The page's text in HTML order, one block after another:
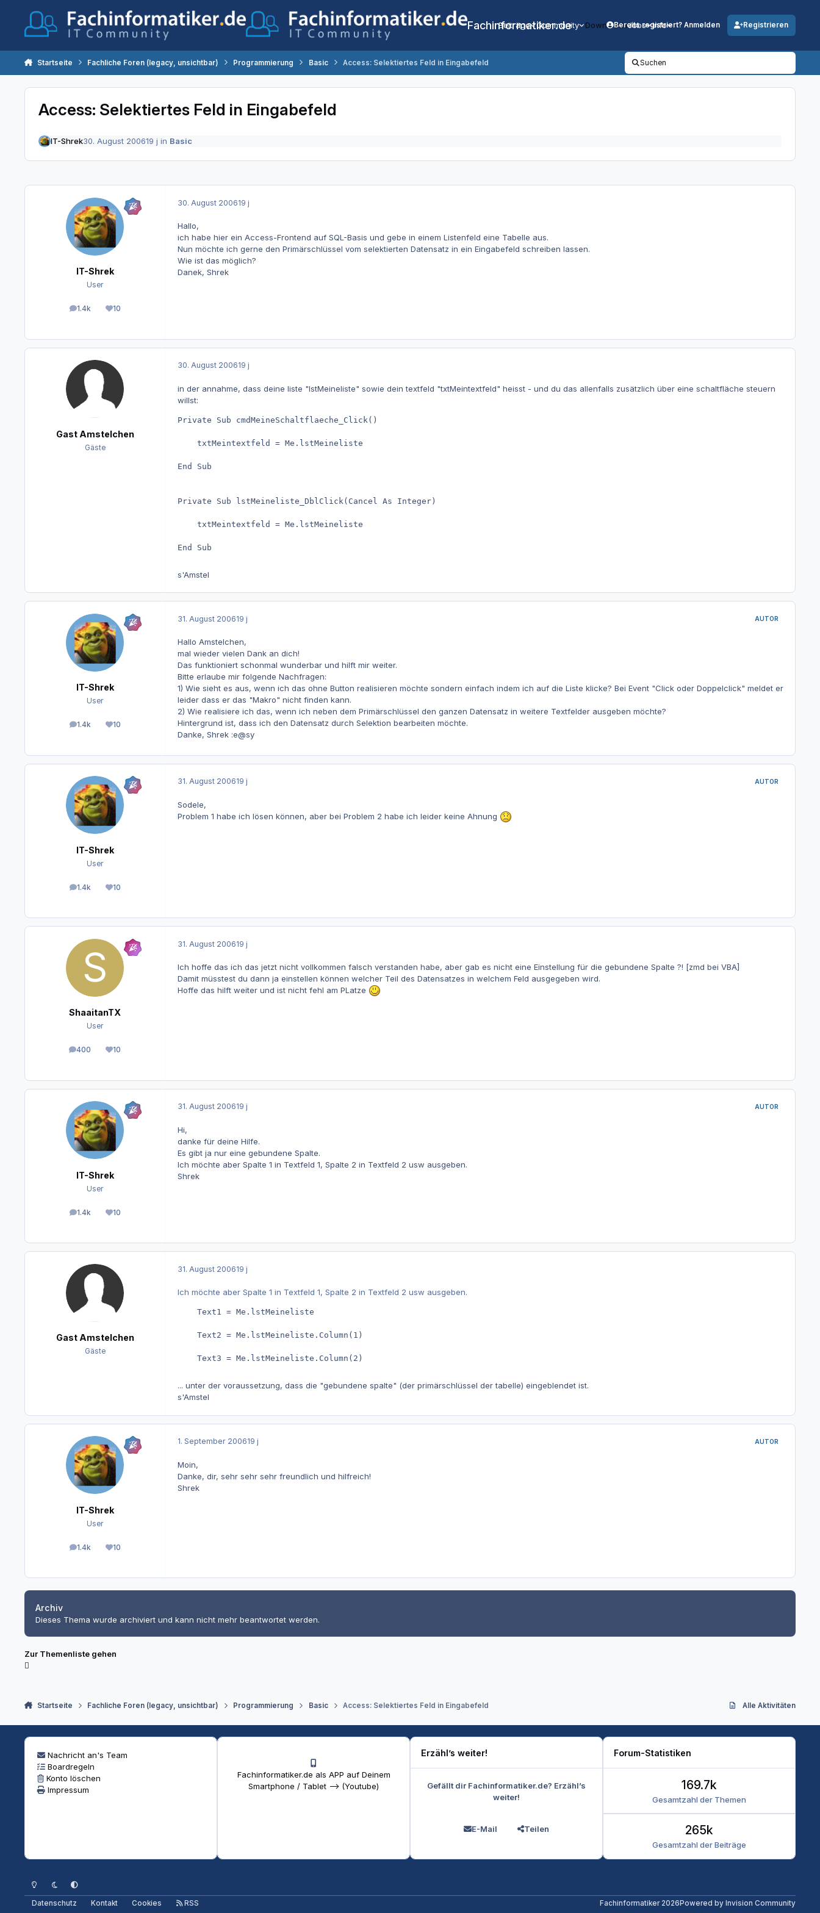
Fachinformatiker.de
Beiträge Community DownloadsJobs Info
Bereits registriert? Anmelden Registrieren
Startseite Fachliche Foren (legacy, unsichtbar) Programmierung Basic Access: Selektiertes Feld in Eingabefeld Suchen
Access: Selektiertes Feld in Eingabefeld
IT-Shrek30. August 200619 j in Basic
IT-Shrek
User
1.4k
Beiträge 10
Reputation
30. August 200619 j
Hallo,
ich habe hier ein Access-Frontend auf SQL-Basis und gebe in einem Listenfeld eine Tabelle aus.
Nun möchte ich gerne den Primärschlüssel vom selektierten Datensatz in ein Eingabefeld schreiben lassen.
Wie ist das möglich?
Danek, Shrek
Gast Amstelchen
Gäste
30. August 200619 j
in der annahme, dass deine liste "lstMeineliste" sowie dein textfeld "txtMeintextfeld" heisst - und du das allenfalls zusätzlich über eine schaltfläche steuern
willst:
Private Sub cmdMeineSchaltflaeche_Click()
    txtMeintextfeld = Me.lstMeineliste
End Sub
Private Sub lstMeineliste_DblClick(Cancel As Integer)
    txtMeintextfeld = Me.lstMeineliste
End Sub
s'Amstel
IT-Shrek
User
1.4k
Beiträge 10
Reputation
31. August 200619 j AUTOR
Hallo Amstelchen,
mal wieder vielen Dank an dich!
Das funktioniert schonmal wunderbar und hilft mir weiter.
Bitte erlaube mir folgende Nachfragen:
1) Wie sieht es aus, wenn ich das ohne Button realisieren möchte sondern einfach indem ich auf die Liste klicke? Bei Event "Click oder Doppelclick" meldet er
leider dass er das "Makro" nicht finden kann.
2) Wie realisiere ich das, wenn ich neben dem Primärschlüssel den ganzen Datensatz in weitere Textfelder ausgeben möchte?
Hintergrund ist, dass ich den Datensatz durch Selektion bearbeiten möchte.
Danke, Shrek :e@sy
IT-Shrek
User
1.4k
Beiträge 10
Reputation
31. August 200619 j AUTOR
Sodele,
Problem 1 habe ich lösen können, aber bei Problem 2 habe ich leider keine Ahnung
ShaaitanTX
User
400
Beiträge 10
Reputation
31. August 200619 j
Ich hoffe das ich das jetzt nicht vollkommen falsch verstanden habe, aber gab es nicht eine Einstellung für die gebundene Spalte ?! [zmd bei VBA]
Damit müsstest du dann ja einstellen können welcher Teil des Datensatzes in welchem Feld ausgegeben wird.
Hoffe das hilft weiter und ist nicht fehl am PLatze
IT-Shrek
User
1.4k
Beiträge 10
Reputation
31. August 200619 j AUTOR
Hi,
danke für deine Hilfe.
Es gibt ja nur eine gebundene Spalte.
Ich möchte aber Spalte 1 in Textfeld 1, Spalte 2 in Textfeld 2 usw ausgeben.
Shrek
Gast Amstelchen
Gäste
31. August 200619 j
Ich möchte aber Spalte 1 in Textfeld 1, Spalte 2 in Textfeld 2 usw ausgeben.
    Text1 = Me.lstMeineliste
    Text2 = Me.lstMeineliste.Column(1)
    Text3 = Me.lstMeineliste.Column(2)
... unter der voraussetzung, dass die "gebundene spalte" (der primärschlüssel der tabelle) eingeblendet ist.
s'Amstel
IT-Shrek
User
1.4k
Beiträge 10
Reputation
1. September 200619 j AUTOR
Moin,
Danke, dir, sehr sehr sehr freundlich und hilfreich!
Shrek
Archiv
Dieses Thema wurde archiviert und kann nicht mehr beantwortet werden.
Zur Themenliste gehen
Startseite Fachliche Foren (legacy, unsichtbar) Programmierung Basic Access: Selektiertes Feld in Eingabefeld Alle Aktivitäten
Nachricht an's Team
Boardregeln
Konto löschen
Impressum
Fachinformatiker.de als APP auf Deinem
Smartphone / Tablet --> (Youtube)
Erzähl’s weiter!
Gefällt dir Fachinformatiker.de? Erzähl’s
weiter!
E-Mail Teilen
Forum-Statistiken
Gesamtzahl der Themen
169.7k
Gesamtzahl der Beiträge
265k
Heller ModusDunkler Modus
Systemeinstellung
Datenschutz Kontakt Cookies RSS Fachinformatiker 2026 Powered by Invision Community